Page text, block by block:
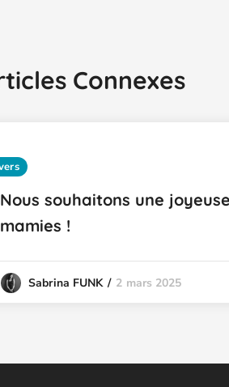
Connexes
Nous souhaitons une
mamies !
Sabrina FUNK 2 mars 2025